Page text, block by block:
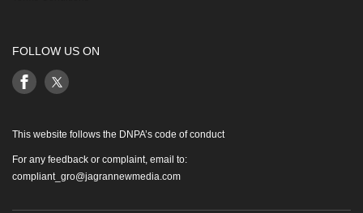
FOLLOW US ON
This website follows the DNPA’s code of conduct
For any feedback or complaint, email to:
compliant_gro@jagrannewmedia.com